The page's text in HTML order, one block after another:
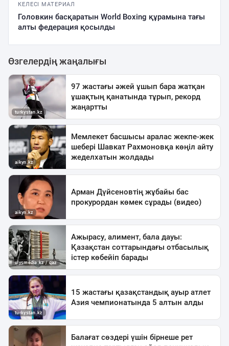
КЕЛЕСІ МАТЕРИАЛ
Головкин басқаратын World Boxing құрамына тағы
алты федерация қосылды